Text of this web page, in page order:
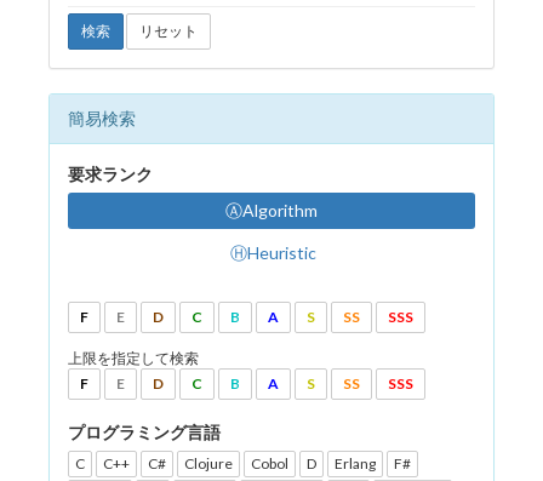
検索 リセット
簡易検索
要求ランク
ⒶAlgorithm
ⒽHeuristic
F E D C B A S SS SSS
上限を指定して検索
F
E D C B A S SS SSS
プログラミング言語
C C++ C# Clojure Cobol D Erlang
F#